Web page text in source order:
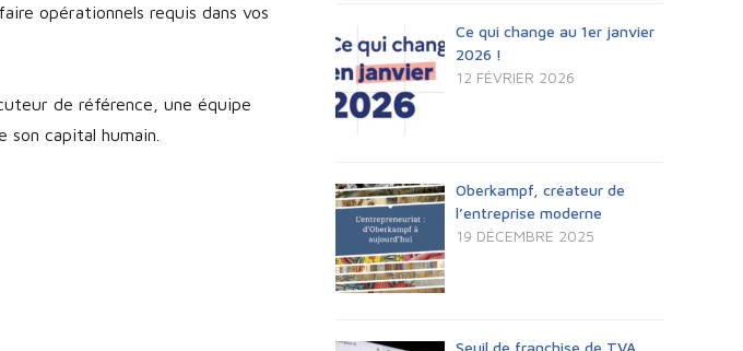
opérationnels requis dans vos
de référence, une équipe
capital humain.
Ce qui change au 1er janvier
2026 !
12 FÉVRIER 2026
Oberkampf, créateur de
l’entreprise moderne
19 DÉCEMBRE 2025